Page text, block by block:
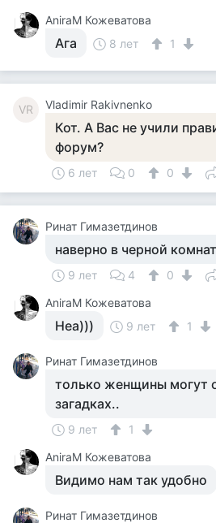
AniraM Кожеватова
Ага 8 лет 1
VR Vladimir Rakivnenko
Кот. А Вас не учили
форум?
6 лет 0 0
Ринат Гимазетдинов
наверно в черной
9 лет 4
0
AniraM Кожеватова
Неа))) 9 лет 1
Ринат Гимазетдинов
только женщины могут
загадках..
9 лет
1
AniraM Кожеватова
Видимо нам так удобно
Ринат Гимазетдинов